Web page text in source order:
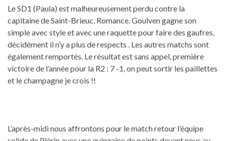
Le SD1 (Paula) est malheureusement perdu contre la
capitaine de Saint-Brieuc, Romance. Goulven gagne son
simple avec style et avec une raquette pour faire des gaufres,
décidément il n’y a plus de respects . Les autres matchs sont
également remportés. Le résultat est sans appel, première
victoire de l’année pour la R2 : 7 -1, on peut sortir les paillettes
et le champagne je crois !!
L’après-midi nous affrontons pour le match retour l’équipe